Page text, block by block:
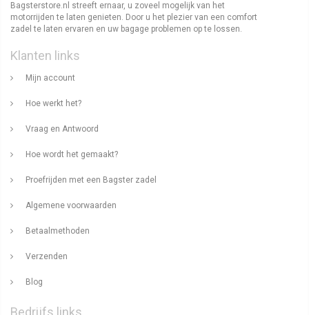
Bagsterstore.nl streeft ernaar, u zoveel mogelijk van het
motorrijden te laten genieten. Door u het plezier van een comfort
zadel te laten ervaren en uw bagage problemen op te lossen.
Klanten links
Mijn account
Hoe werkt het?
Vraag en Antwoord
Hoe wordt het gemaakt?
Proefrijden met een Bagster zadel
Algemene voorwaarden
Betaalmethoden
Verzenden
Blog
Bedrijfs links